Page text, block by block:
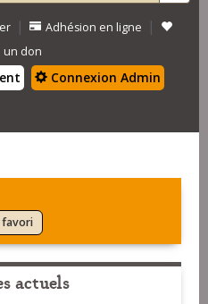
| Adhésion en ligne |
un don
Connexion Admin
favori
actuels